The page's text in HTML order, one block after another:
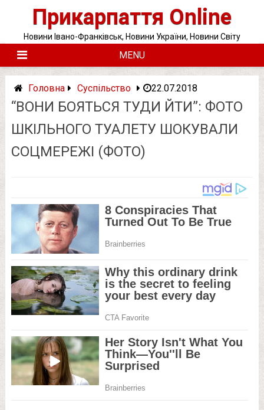
Прикарпаття Online
Новини Івано-Франківськ, Новини України, Новини Світу
MENU
Головна Суспільство 22.07.2018
“ВОНИ БОЯТЬСЯ ТУДИ ЙТИ”: ФОТО
ШКІЛЬНОГО ТУАЛЕТУ ШОКУВАЛИ
СОЦМЕРЕЖІ (ФОТО)